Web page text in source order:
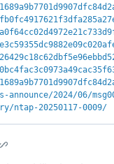
2024/06/
ntap-20250117-0009/